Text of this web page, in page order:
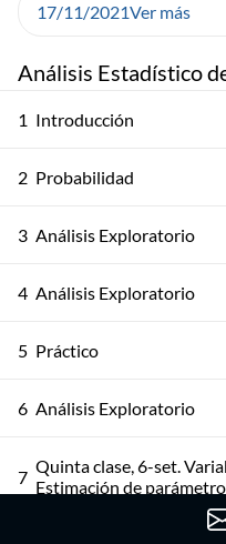
Análisis Estadístico
1 Introducción
2 Probabilidad
3 Análisis Exploratorio
4 Análisis Exploratorio
5 Práctico
6 Análisis Exploratorio
7 Quinta clase, 6-set.
Estimación de
17/11/2021Ver más